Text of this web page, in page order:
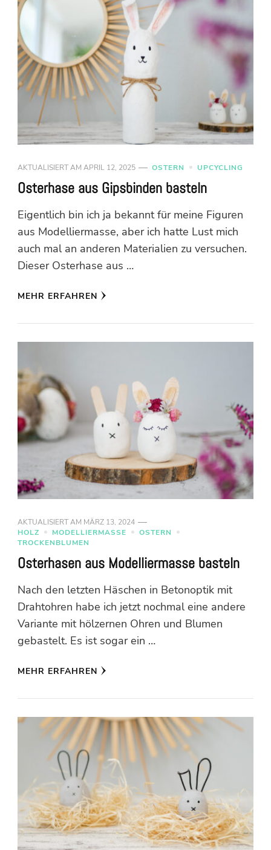
AKTUALISIERT AM APRIL 12, 2025 OSTERN UPCYCLING
Osterhase aus Gipsbinden basteln
Eigentlich bin ich ja bekannt für meine Figuren
aus Modelliermasse, aber ich hatte Lust mich
auch mal an anderen Materialien zu versuchen.
Dieser Osterhase aus …
MEHR ERFAHREN
AKTUALISIERT AM MÄRZ 13, 2024
HOLZ
MODELLIERMASSE
OSTERN
TROCKENBLUMEN
Osterhasen aus Modelliermasse basteln
Nach den letzten Häschen in Betonoptik mit
Drahtohren habe ich jetzt nochmal eine andere
Variante mit hölzernen Ohren und Blumen
gebastelt. Es ist sogar ein …
MEHR ERFAHREN